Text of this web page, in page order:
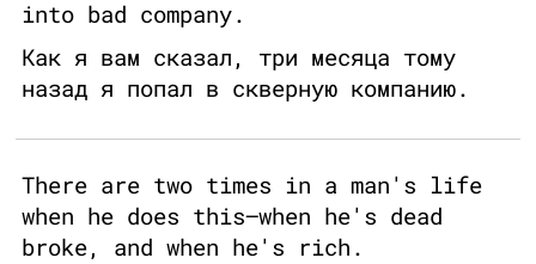
into bad company.
Как я вам сказал, три месяца тому
назад я попал в скверную компанию.
There are two times in a man's life
when he does this—when he's dead
broke, and when he's rich.